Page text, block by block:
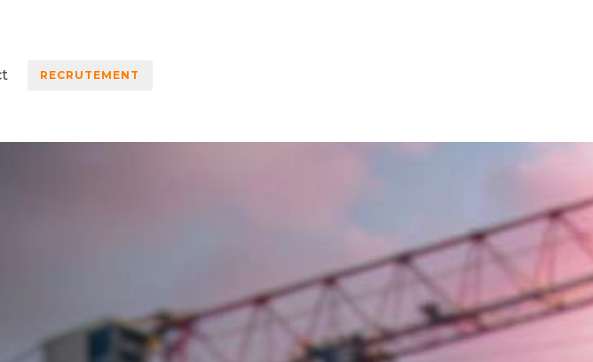
RECRUTEMENT